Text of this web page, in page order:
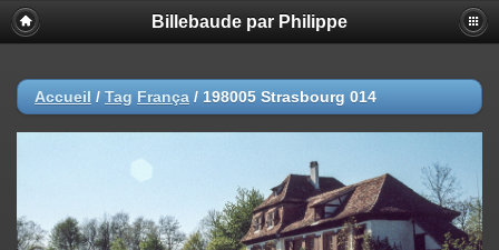
Billebaude par Philippe
Accueil / Tag França / 198005 Strasbourg 014